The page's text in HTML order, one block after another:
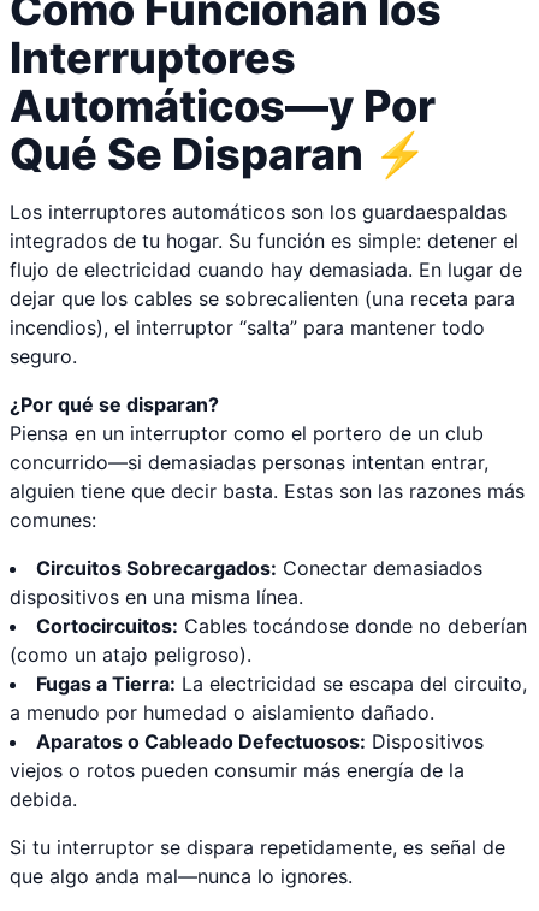
Interruptores
Automáticos—y Por
Qué Se Disparan ⚡
Los interruptores automáticos son los guardaespaldas
integrados de tu hogar. Su función es simple: detener el
flujo de electricidad cuando hay demasiada. En lugar de
dejar que los cables se sobrecalienten (una receta para
incendios), el interruptor “salta” para mantener todo
seguro.
¿Por qué se disparan?
Piensa en un interruptor como el portero de un club
concurrido—si demasiadas personas intentan entrar,
alguien tiene que decir basta. Estas son las razones más
comunes:
Circuitos Sobrecargados: Conectar demasiados
dispositivos en una misma línea.
Cortocircuitos: Cables tocándose donde no deberían
(como un atajo peligroso).
Fugas a Tierra: La electricidad se escapa del circuito,
a menudo por humedad o aislamiento dañado.
Aparatos o Cableado Defectuosos: Dispositivos
viejos o rotos pueden consumir más energía de la
debida.
Si tu interruptor se dispara repetidamente, es señal de
que algo anda mal—nunca lo ignores.